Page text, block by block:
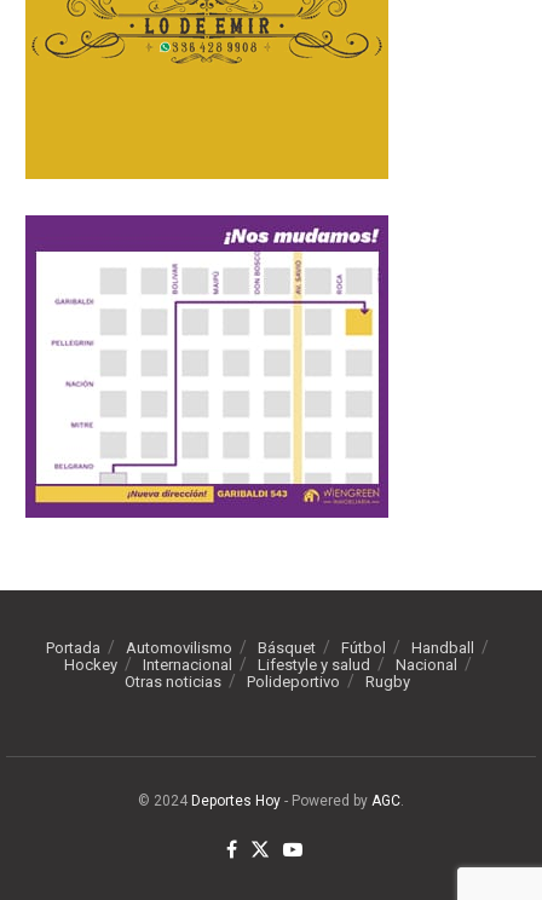
Portada Automovilismo Básquet Fútbol
Handball
Hockey
Internacional Lifestyle y salud
Nacional
Otras noticias
Polideportivo Rugby
© 2024 Deportes Hoy - Powered by AGC